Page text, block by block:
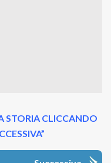
STORIA CLICCANDO